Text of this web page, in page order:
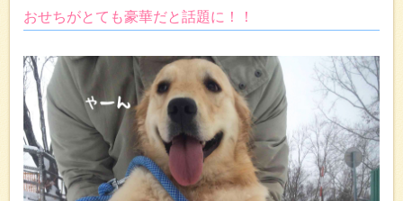
おせちがとても豪華だと話題に！！